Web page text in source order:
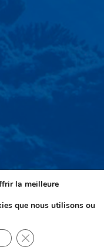
la meilleure
que nous utilisons ou
Fermer la bannière